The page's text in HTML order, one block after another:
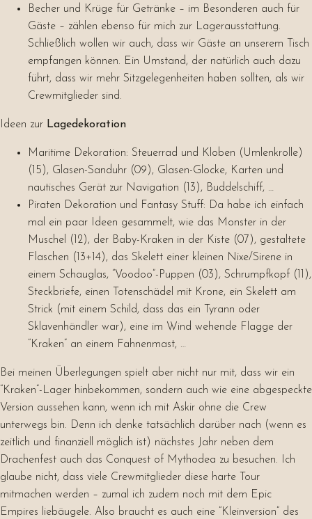
Becher und Krüge für Getränke – im Besonderen auch für
Gäste – zählen ebenso für mich zur Lagerausstattung.
Schließlich wollen wir auch, dass wir Gäste an unserem Tisch
empfangen können. Ein Umstand, der natürlich auch dazu
führt, dass wir mehr Sitzgelegenheiten haben sollten, als wir
Crewmitglieder sind.
Ideen zur Lagedekoration
Maritime Dekoration: Steuerrad und Kloben (Umlenkrolle)
(15), Glasen-Sanduhr (09), Glasen-Glocke, Karten und
nautisches Gerät zur Navigation (13), Buddelschiff, …
Piraten Dekoration und Fantasy Stuff: Da habe ich einfach
mal ein paar Ideen gesammelt, wie das Monster in der
Muschel (12), der Baby-Kraken in der Kiste (07), gestaltete
Flaschen (13+14), das Skelett einer kleinen Nixe/Sirene in
einem Schauglas, “Voodoo”-Puppen (03), Schrumpfkopf (11),
Steckbriefe, einen Totenschädel mit Krone, ein Skelett am
Strick (mit einem Schild, dass das ein Tyrann oder
Sklavenhändler war), eine im Wind wehende Flagge der
“Kraken” an einem Fahnenmast, …
Bei meinen Überlegungen spielt aber nicht nur mit, dass wir ein
“Kraken”-Lager hinbekommen, sondern auch wie eine abgespeckte
Version aussehen kann, wenn ich mit Askir ohne die Crew
unterwegs bin. Denn ich denke tatsächlich darüber nach (wenn es
zeitlich und finanziell möglich ist) nächstes Jahr neben dem
Drachenfest auch das Conquest of Mythodea zu besuchen. Ich
glaube nicht, dass viele Crewmitglieder diese harte Tour
mitmachen werden – zumal ich zudem noch mit dem Epic
Empires liebäugele. Also braucht es auch eine “Kleinversion” des